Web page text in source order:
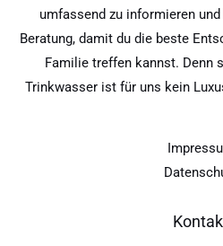
umfassend zu informieren
Beratung, damit du die beste
Familie treffen kannst. Denn
Trinkwasser ist für uns kein